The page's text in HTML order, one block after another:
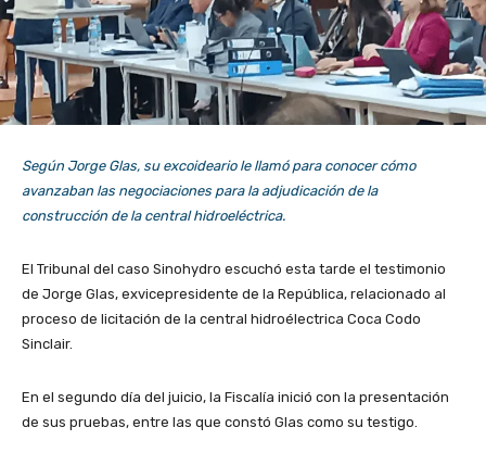
Según Jorge Glas, su excoideario le llamó para conocer cómo
avanzaban las negociaciones para la adjudicación de la
construcción de la central hidroeléctrica.
El Tribunal del caso Sinohydro escuchó esta tarde el testimonio
de Jorge Glas, exvicepresidente de la República, relacionado al
proceso de licitación de la central hidroélectrica Coca Codo
Sinclair.
En el segundo día del juicio, la Fiscalía inició con la presentación
de sus pruebas, entre las que constó Glas como su testigo.